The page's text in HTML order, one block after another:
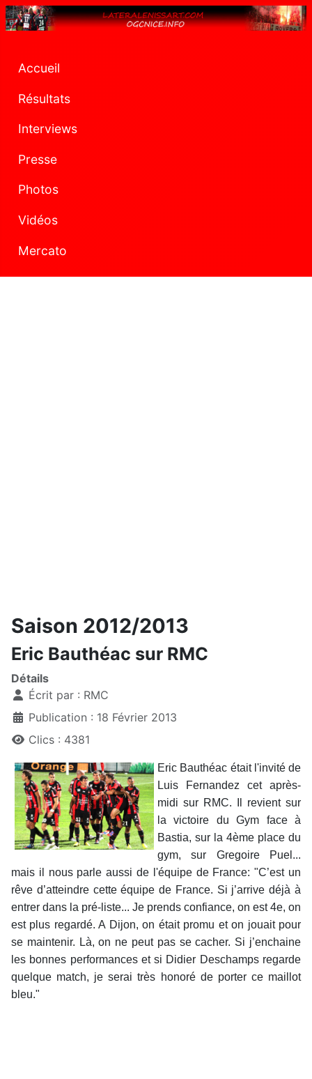
Accueil
Résultats
Interviews
Presse
Photos
Vidéos
Mercato
Saison 2012/2013
Eric Bauthéac sur RMC
Détails
Écrit par : RMC
Publication : 18 Février 2013
Clics : 4381
Eric Bauthéac était l'invité de
Luis Fernandez cet après-
midi sur RMC. Il revient sur
la victoire du Gym face à
Bastia, sur la 4ème place du
gym, sur Gregoire Puel...
mais il nous parle aussi de l'équipe de France: "C’est un
rêve d’atteindre cette équipe de France. Si j’arrive déjà à
entrer dans la pré-liste... Je prends confiance, on est 4e, on
est plus regardé. A Dijon, on était promu et on jouait pour
se maintenir. Là, on ne peut pas se cacher. Si j’enchaine
les bonnes performances et si Didier Deschamps regarde
quelque match, je serai très honoré de porter ce maillot
bleu."